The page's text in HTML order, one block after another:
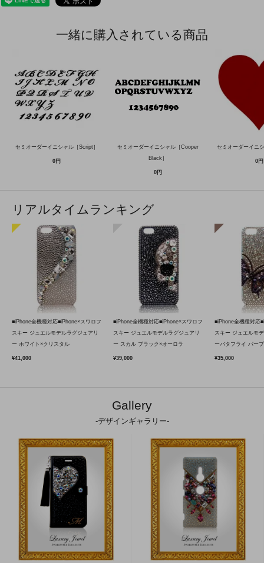
一緒に購入されている商品
セミオーダーイニシャル［Script］
0円
セミオーダーイニシャル［Cooper
Black］
0円
セミオーダーイニ
0円
リアルタイムランキング
■iPhone全機種対応■iPhone×スワロフ
スキー ジュエルモデルラグジュアリ
ー ホワイト×クリスタル
¥41,000
■iPhone全機種対応■iPhone×スワロフ
スキー ジュエルモデルラグジュアリ
ー スカル ブラック×オーロラ
¥39,000
■iPhone全機種対応
スキー ジュエルモ
ーバタフライ パー
¥35,000
Gallery
-デザインギャラリー-